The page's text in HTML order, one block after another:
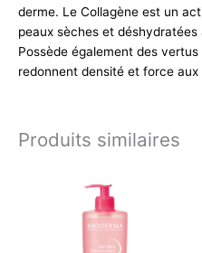
derme. Le Collagène est un
peaux sèches et
Possède également des
redonnent densité et force
Produits similaires